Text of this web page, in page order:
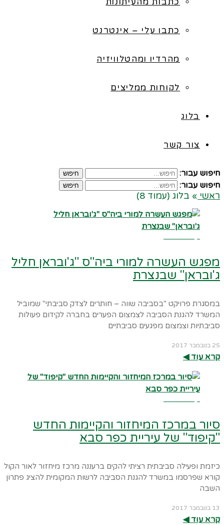
כתבו עלי – אינטרנט
מהרדיו ומהטלוויזיה
לקוחות ממליצים
בלוג
צור קשר
חיפוש עבור: חיפוש
חיפוש עבור: חיפוש
ראשי » בלוג (עמוד 8)
מפגש העשרה למורי ביה"ס "ג'ובראן חליל
ג'ובראן" שבנצרת
במסגרת פרויקט "בסביבה שווה – חותרים לצדק סביבתי" שמוביל
המשרד להגנת הסביבה לצמצום הפערים בחברה לקידום פעולות
סביבתיות וצמצום מפגעים סביבתיים
25 בנובמבר 2017
קרא עוד ◀︎
סיור במרכז המיחזור והקיימות החדש
"קיפוד" של עיריית כפר סבא
כיזמת ופעילה סביבתית רציתי להקים ברעננה מרכז מיחזור לאור הקול
קורא שפרסמו במשרד להגנת הסביבה לרשות המקומית להציג פתרון
השבה
13 בנובמבר 2017
קרא עוד ◀︎